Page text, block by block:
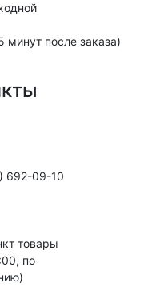
минут после заказа)
692-09-10
товары
по